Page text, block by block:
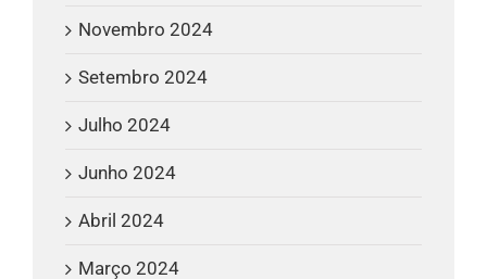
Novembro 2024
Setembro 2024
Julho 2024
Junho 2024
Abril 2024
Março 2024